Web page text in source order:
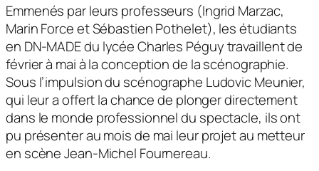
Emmenés par leurs professeurs (Ingrid Marzac,
Marin Force et Sébastien Pothelet), les étudiants
en DN-MADE du lycée Charles Péguy travaillent de
février à mai à la conception de la scénographie.
Sous l’impulsion du scénographe Ludovic Meunier,
qui leur a offert la chance de plonger directement
dans le monde professionnel du spectacle, ils ont
pu présenter au mois de mai leur projet au metteur
en scène Jean-Michel Fournereau.